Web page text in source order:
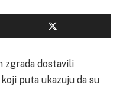
zgrada dostavili
puta ukazuju da su